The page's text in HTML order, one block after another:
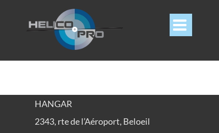

HANGAR
2343, rte de l’Aéroport, Beloeil